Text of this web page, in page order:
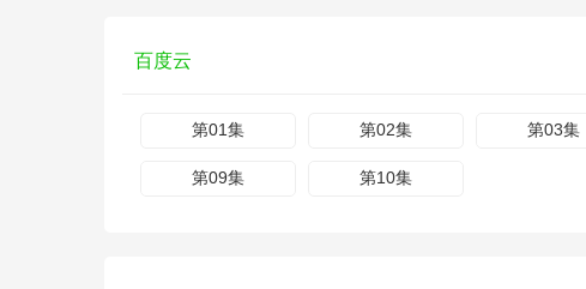
百度云
第01集 第02集 第03集
第09集 第10集